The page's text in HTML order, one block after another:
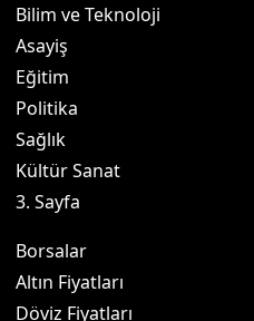
Bilim ve Teknoloji
Asayiş
Eğitim
Politika
Sağlık
Kültür Sanat
3. Sayfa
Borsalar
Altın Fiyatları
Döviz Fiyatları